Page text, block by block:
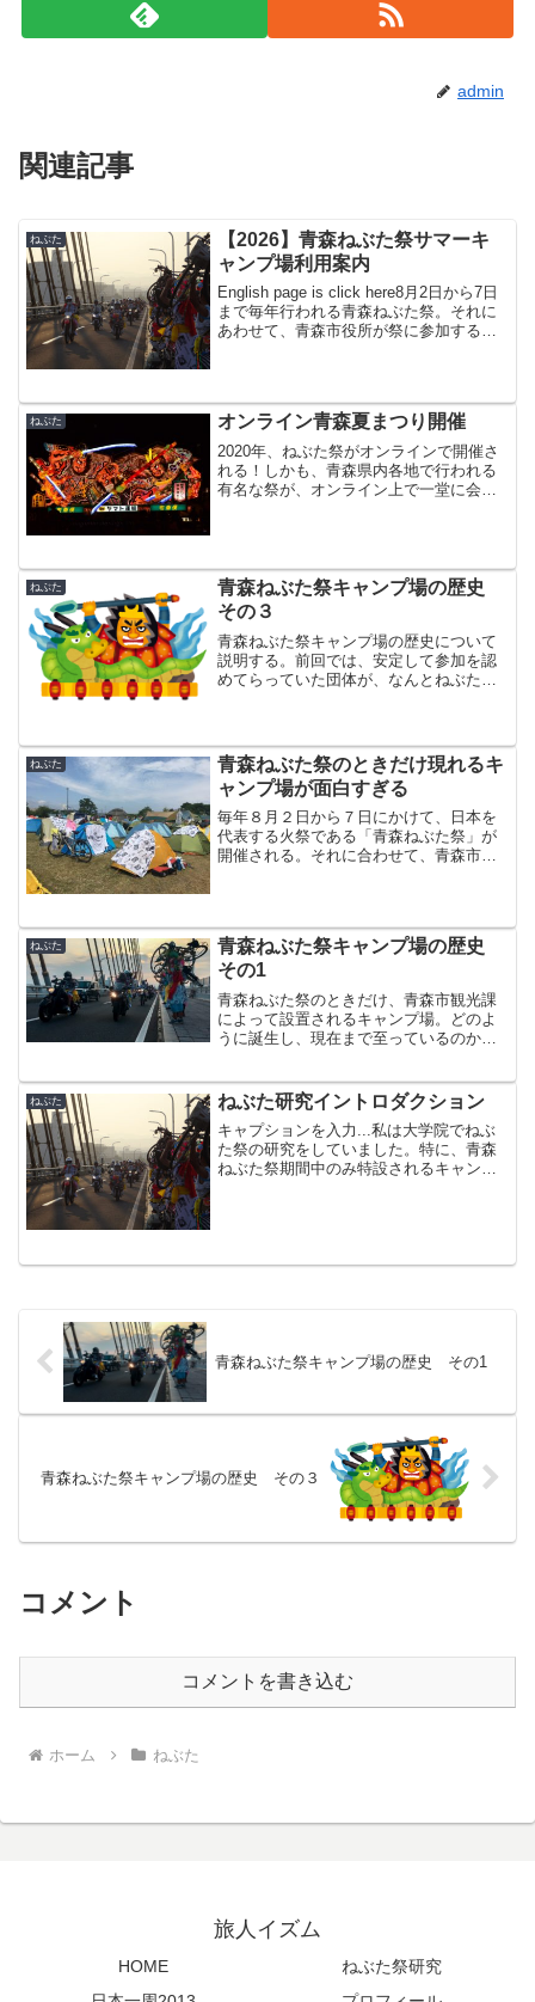
admin
関連記事
ねぶた
【2026】青森ねぶた祭サマーキ
ャンプ場利用案内
English page is click here8月2日から7日
まで毎年行われる青森ねぶた祭。それに
あわせて、青森市役所が祭に参加する人
ねぶた オンライン青森夏まつり開催
2020年、ねぶた祭がオンラインで開催さ
れる！しかも、青森県内各地で行われる
有名な祭が、オンライン上で一堂に会す
基本無料。た...
ねぶた
青森ねぶた祭キャンプ場の歴史
その３
青森ねぶた祭キャンプ場の歴史について
説明する。前回では、安定して参加を認
めてらっていた団体が、なんとねぶたの
ちはどうなっていったのだ...
ねぶた
青森ねぶた祭のときだけ現れるキ
ャンプ場が面白すぎる
毎年８月２日から７日にかけて、日本を
代表する火祭である「青森ねぶた祭」が
開催される。それに合わせて、青森市が
し、ねぶた祭に跳人として参...
ねぶた
青森ねぶた祭キャンプ場の歴史
その1
青森ねぶた祭のときだけ、青森市観光課
によって設置されるキャンプ場。どのよ
うに誕生し、現在まで至っているのか？
（？）もままならなくなっているのでは
ないか？そこで、ここで紹...
ねぶた ねぶた研究イントロダクション
キャプションを入力...私は大学院でねぶ
た祭の研究をしていました。特に、青森
ねぶた祭期間中のみ特設されるキャンプ
青森ねぶた祭キャンプ場の歴史 その1
青森ねぶた祭キャンプ場の歴史 その３
コメント
コメントを書き込む
ホーム ねぶた
旅人イズム
HOME
ねぶた祭研究